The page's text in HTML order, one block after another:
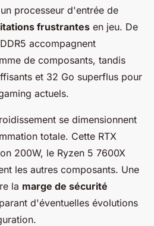
processeur d'entrée de
frustrantes en jeu. De
accompagnent
de composants, tandis
et 32 Go superflus pour
actuels.
se dimensionnent
totale. Cette RTX
200W, le Ryzen 5 7600X
les autres composants. Une
la marge de sécurité
d'éventuelles évolutions